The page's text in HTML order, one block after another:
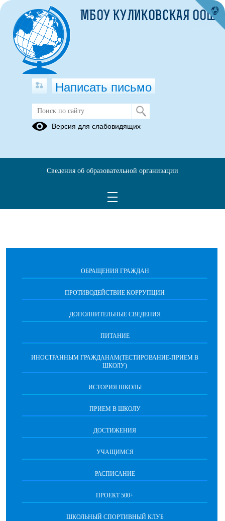
Казанин Виктор Геннадьевич
ОБРАЩЕНИЯ ГРАЖДАН
ПРОТИВОДЕЙСТВИЕ КОРРУПЦИИ
ДОПОЛНИТЕЛЬНЫЕ СВЕДЕНИЯ
ПИТАНИЕ
ИНОСТРАННЫМ ГРАЖДАНАМ(ТЕСТИРОВАНИЕ-ПРИЕМ В
ШКОЛУ)
ИСТОРИЯ ШКОЛЫ
ПРИЕМ В ШКОЛУ
ДОСТИЖЕНИЯ
УЧАЩИМСЯ
РАСПИСАНИЕ
ПРОЕКТ 500+
ШКОЛЬНЫЙ СПОРТИВНЫЙ КЛУБ
МБОУ КУЛИКОВСКАЯ ООШ
Написать письмо
Версия для слабовидящих
Сведения об образовательной организации